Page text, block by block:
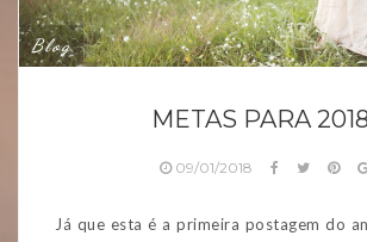
Blog
METAS PARA
09/01/2018
Já que esta é a primeira postagem do